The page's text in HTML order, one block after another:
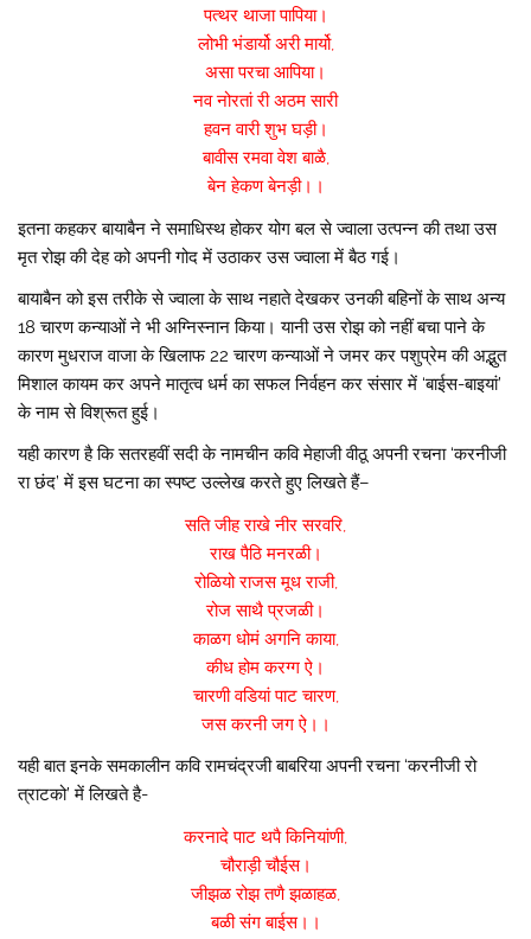
पत्थर थाजा पापिया।
लोभी भंडार्यो अरी मार्यो,
असा परचा आपिया।
नव नोरतां री अठम सारी
हवन वारी शुभ घड़ी।
बावीस रमवा वेश बाळै,
बेन हेकण बेनड़ी।।
इतना कहकर बायाबैन ने समाधिस्थ होकर योग बल से ज्वाला उत्पन्न की तथा उस
मृत रोझ की देह को अपनी गोद में उठाकर उस ज्वाला में बैठ गई।
बायाबैन को इस तरीके से ज्वाला के साथ नहाते देखकर उनकी बहिनों के साथ अन्य
18 चारण कन्याओं ने भी अग्निस्नान किया। यानी उस रोझ को नहीं बचा पाने के
कारण मुधराज वाजा के खिलाफ 22 चारण कन्याओं ने जमर कर पशुप्रेम की अद्भुत
मिशाल कायम कर अपने मातृत्व धर्म का सफल निर्वहन कर संसार में ‘बाईस-बाइयां’
के नाम से विश्रूत हुई।
यही कारण है कि सतरहवीं सदी के नामचीन कवि मेहाजी वीठू अपनी रचना ‘करनीजी
रा छंद’ में इस घटना का स्पष्ट उल्लेख करते हुए लिखते हैं–
सति जीह राखे नीर सरवरि,
राख पैठि मनरळी।
रोळियो राजस मूध राजी,
रोज साथै प्रजळी।
काळग धोमं अगनि काया,
कीध होम करग्ग ऐ।
चारणी वडियां पाट चारण,
जस करनी जग ऐ।।
यही बात इनके समकालीन कवि रामचंद्रजी बाबरिया अपनी रचना ‘करनीजी रो
त्राटको’ में लिखते है-
करनादे पाट थपै किनियांणी,
चौराड़ी चौईस।
जीझळ रोझ तणै झळाहळ,
बळी संग बाईस।।